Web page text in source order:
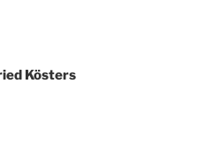
Kösters